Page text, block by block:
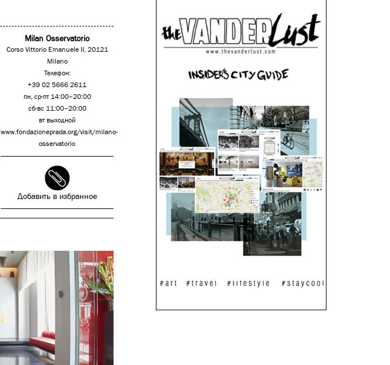
Milan Osservatorio
Corso Vittorio Emanuele II, 20121
Milano
Телефон:
+39 02 5666 2611
пн, ср-пт 14:00–20:00
сб-вс 11:00–20:00
вт выходной
www.fondazioneprada.org/visit/milano-
osservatorio
Добавить в избранное